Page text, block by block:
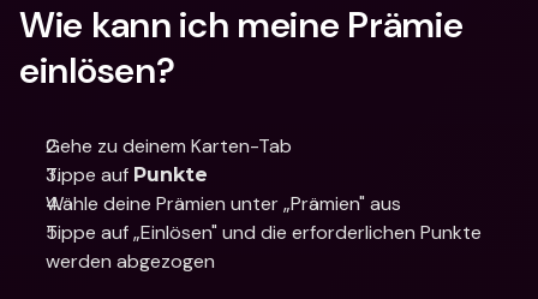
Wie kann ich meine Prämie
einlösen?
Gehe zu deinem Karten-Tab
Tippe auf Punkte
Wähle deine Prämien unter „Prämien" aus
Tippe auf „Einlösen" und die erforderlichen Punkte
werden abgezogen